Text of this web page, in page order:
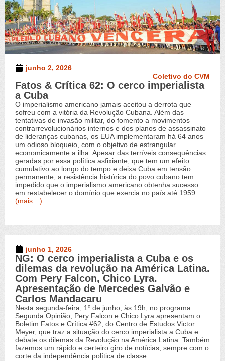
junho 2, 2026
Coletivo do CVM
Fatos & Crítica 62: O cerco imperialista
a Cuba
O imperialismo americano jamais aceitou a derrota que
sofreu com a vitória da Revolução Cubana. Além das
tentativas de invasão militar, do fomento a movimentos
contrarrevolucionários internos e dos planos de assassinato
de lideranças cubanas, os EUA implementaram há 64 anos
um odioso bloqueio, com o objetivo de estrangular
economicamente a ilha. Apesar das terríveis consequências
geradas por essa política asfixiante, que tem um efeito
cumulativo ao longo do tempo e deixa Cuba em tensão
permanente, a resistência histórica do povo cubano tem
impedido que o imperialismo americano obtenha sucesso
em restabelecer o domínio que exercia no país até 1959.
(mais…)
Novo Germinal, Vídeos
junho 1, 2026
NG: O cerco imperialista a Cuba e os
dilemas da revolução na América Latina.
Com Pery Falcon, Chico Lyra.
Apresentação de Mercedes Galvão e
Carlos Mandacaru
Nesta segunda-feira, 1º de junho, às 19h, no programa
Segunda Opinião, Pery Falcon e Chico Lyra apresentam o
Boletim Fatos e Crítica #62, do Centro de Estudos Victor
Meyer, que traz a situação do cerco imperialista a Cuba e
debate os dilemas da Revolução na América Latina. Também
fazemos um rápido e certeiro giro de notícias, sempre com o
corte da independência política de classe.